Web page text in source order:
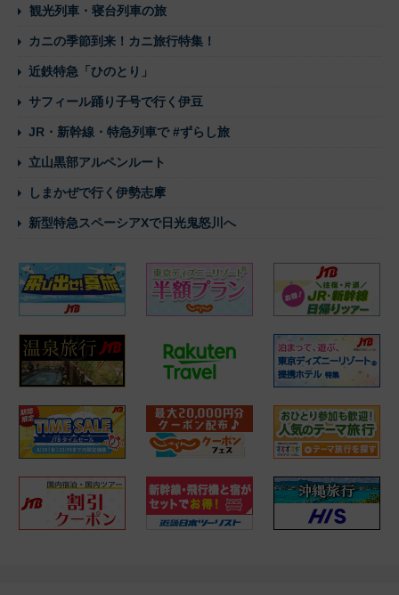
観光列車・寝台列車の旅
カニの季節到来！カニ旅行特集！
近鉄特急「ひのとり」
サフィール踊り子号で行く伊豆
JR・新幹線・特急列車で #ずらし旅
立山黒部アルペンルート
しまかぜで行く伊勢志摩
新型特急スペーシアXで日光鬼怒川へ